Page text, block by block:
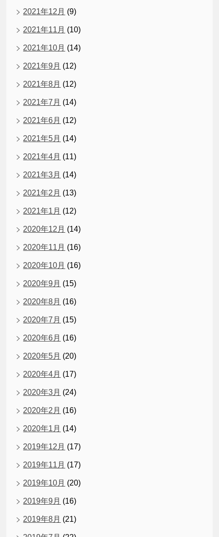
2021年12月 (9)
2021年11月 (10)
2021年10月 (14)
2021年9月 (12)
2021年8月 (12)
2021年7月 (14)
2021年6月 (12)
2021年5月 (14)
2021年4月 (11)
2021年3月 (14)
2021年2月 (13)
2021年1月 (12)
2020年12月 (14)
2020年11月 (16)
2020年10月 (16)
2020年9月 (15)
2020年8月 (16)
2020年7月 (15)
2020年6月 (16)
2020年5月 (20)
2020年4月 (17)
2020年3月 (24)
2020年2月 (16)
2020年1月 (14)
2019年12月 (17)
2019年11月 (17)
2019年10月 (20)
2019年9月 (16)
2019年8月 (21)